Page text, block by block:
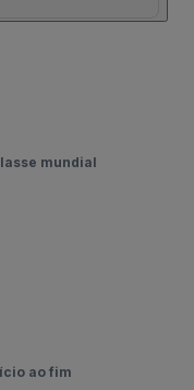
mundial
ao fim